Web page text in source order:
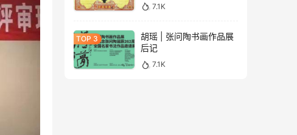
7.1K
胡瑶 | 张问陶书画作品展
后记
7.1K